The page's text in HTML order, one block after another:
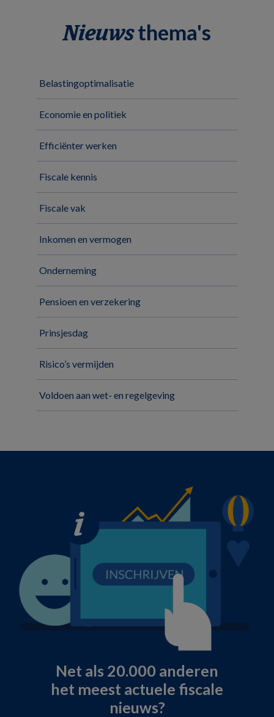
Nieuwsthema's
Belastingoptimalisatie
Economie en politiek
Efficiënter werken
Fiscale kennis
Fiscale vak
Inkomen en vermogen
Onderneming
Pensioen en verzekering
Prinsjesdag
Risico’s vermijden
Voldoen aan wet- en regelgeving
Net als 20.000 anderen
het meest actuele fiscale
nieuws?